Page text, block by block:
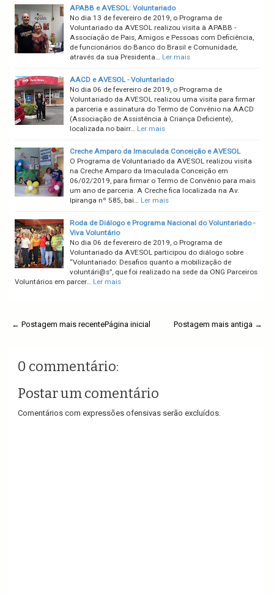
APABB e AVESOL: Voluntariado
No dia 13 de fevereiro de 2019, o Programa de
Voluntariado da AVESOL realizou visita à APABB -
Associação de Pais, Amigos e Pessoas com Deficiência,
de funcionários do Banco do Brasil e Comunidade,
através da sua Presidenta… Ler mais
AACD e AVESOL - Voluntariado
No dia 06 de fevereiro de 2019, o Programa de
Voluntariado da AVESOL realizou uma visita para firmar
a parceria e assinatura do Termo de Convênio na AACD
(Associação de Assistência à Criança Deficiente),
localizada no bairr… Ler mais
Creche Amparo da Imaculada Conceição e AVESOL
O Programa de Voluntariado da AVESOL realizou visita
na Creche Amparo da Imaculada Conceição em
06/02/2019, para firmar o Termo de Convênio para mais
um ano de parceria. A Creche fica localizada na Av.
Ipiranga nº 585, bai… Ler mais
Roda de Diálogo e Programa Nacional do Voluntariado -
Viva Voluntário
No dia 06 de fevereiro de 2019, o Programa de
Voluntariado da AVESOL participou do diálogo sobre
“Voluntariado: Desafios quanto a mobilização de
voluntári@s”, que foi realizado na sede da ONG Parceiros
Voluntários em parcer… Ler mais
← Postagem mais recente Postagem mais antiga →
Página inicial
0 commentário:
Postar um comentário
Comentários com expressões ofensivas serão excluídos.